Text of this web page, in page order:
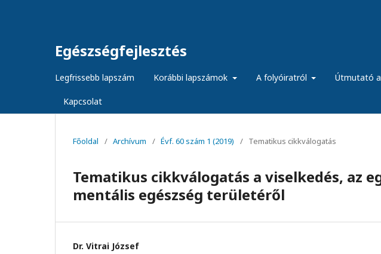
Egészségfejlesztés
Legfrissebb lapszám Korábbi lapszámok A folyóiratról Útmutató
Kapcsolat
Főoldal / Archívum / Évf. 60 szám 1 (2019) / Tematikus cikkválogatás
Tematikus cikkválogatás a viselkedés, az
mentális egészség területéről
Dr. Vitrai József